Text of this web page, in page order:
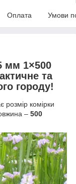
Оплата Умови
мм 1×500
та
городу!
розмір комірки
– 500